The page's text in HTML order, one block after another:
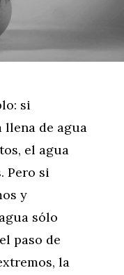
si
llena de agua
el agua
Pero si
y
sólo
paso de
la